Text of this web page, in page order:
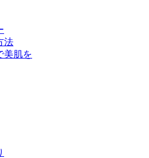
法
美肌を